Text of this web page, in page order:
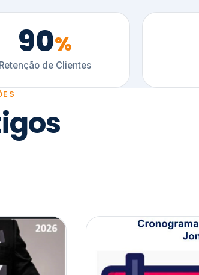
90%
Retenção de Clientes